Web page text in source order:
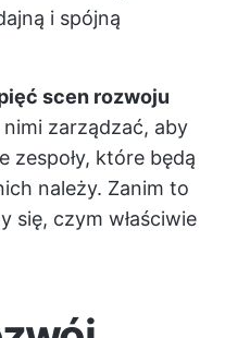
i spójną
scen rozwoju
zarządzać, aby
zespoły, które będą
należy. Zanim to
się, czym właściwie